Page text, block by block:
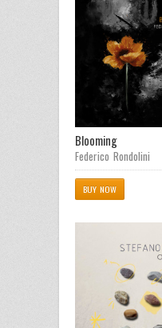
Blooming
Federico Rondolini
BUY NOW